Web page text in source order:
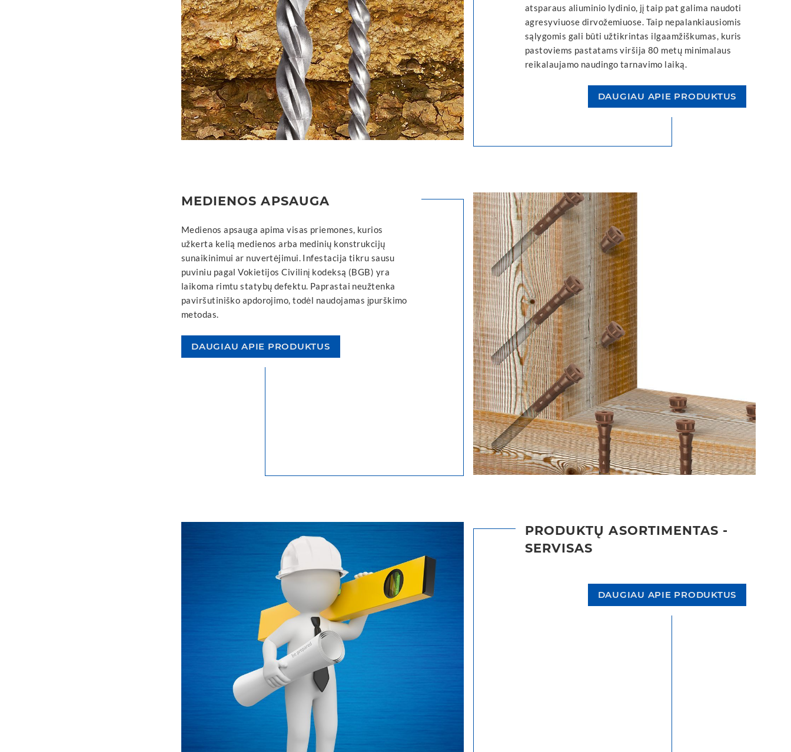
atsparaus aliuminio lydinio, jį taip pat galima naudoti
agresyviuose dirvožemiuose. Taip nepalankiausiomis
sąlygomis gali būti užtikrintas ilgaamžiškumas, kuris
pastoviems pastatams viršija 80 metų minimalaus
reikalaujamo naudingo tarnavimo laiką.
DAUGIAU APIE PRODUKTUS
MEDIENOS APSAUGA
Medienos apsauga apima visas priemones, kurios
užkerta kelią medienos arba medinių konstrukcijų
sunaikinimui ar nuvertėjimui. Infestacija tikru sausu
puviniu pagal Vokietijos Civilinį kodeksą (BGB) yra
laikoma rimtu statybų defektu. Paprastai neužtenka
paviršutiniško apdorojimo, todėl naudojamas įpurškimo
metodas.
DAUGIAU APIE PRODUKTUS
PRODUKTŲ ASORTIMENTAS -
SERVISAS
DAUGIAU APIE PRODUKTUS